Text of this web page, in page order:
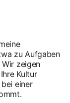
zu Aufgaben
zeigen
Kultur
einer